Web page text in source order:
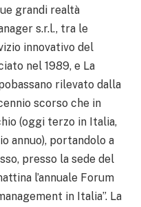
grandi realtà
s.r.l., tra le
innovativo del
nel 1989, e La
rilevato dalla
scorso che in
(oggi terzo in Italia,
annuo), portandolo a
presso la sede del
l’annuale Forum
in Italia”. La